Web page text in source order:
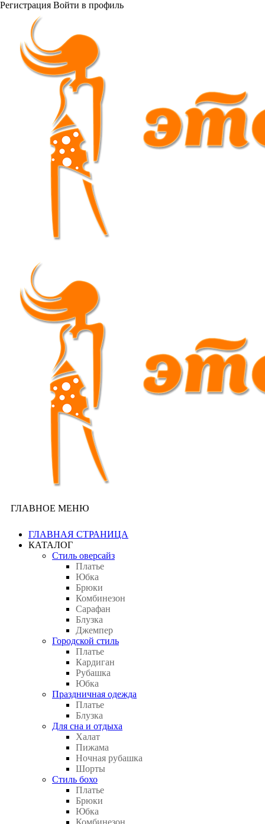
Регистрация Войти в профиль
ГЛАВНОЕ МЕНЮ
ГЛАВНАЯ СТРАНИЦА
КАТАЛОГ
Стиль оверсайз
Платье
Юбка
Брюки
Комбинезон
Сарафан
Блузка
Джемпер
Городской стиль
Платье
Кардиган
Рубашка
Юбка
Праздничная одежда
Платье
Блузка
Для сна и отдыха
Халат
Пижама
Ночная рубашка
Шорты
Стиль бохо
Платье
Брюки
Юбка
Комбинезон